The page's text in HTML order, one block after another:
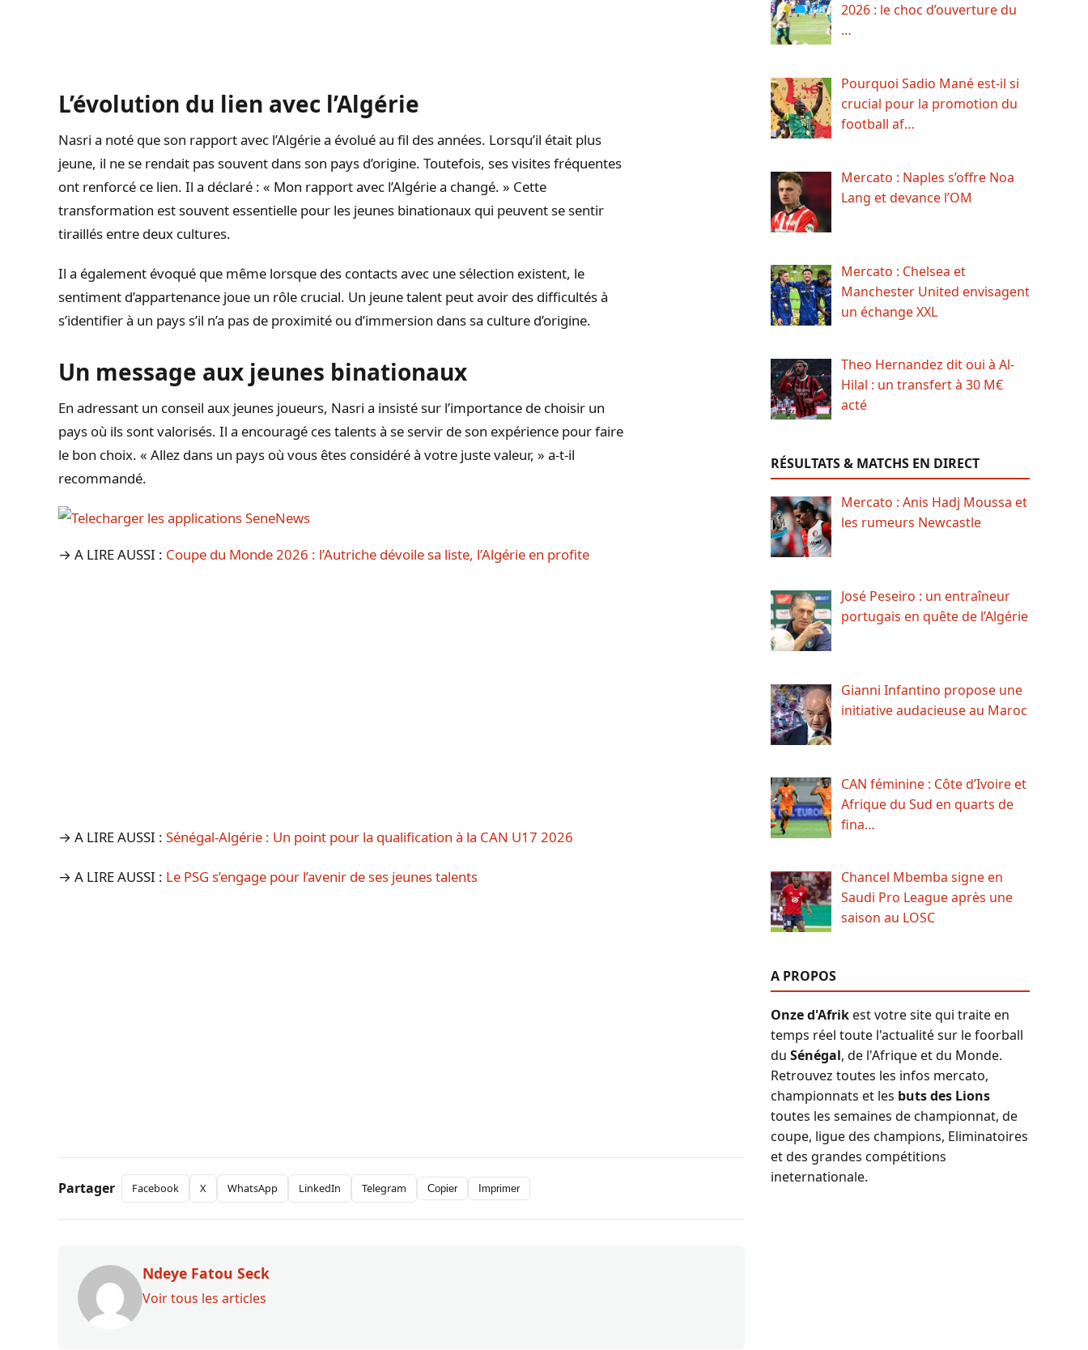
L’évolution du lien avec l’Algérie
Nasri a noté que son rapport avec l’Algérie a évolué au fil des années. Lorsqu’il était plus
jeune, il ne se rendait pas souvent dans son pays d’origine. Toutefois, ses visites fréquentes
ont renforcé ce lien. Il a déclaré : « Mon rapport avec l’Algérie a changé. » Cette
transformation est souvent essentielle pour les jeunes binationaux qui peuvent se sentir
tiraillés entre deux cultures.
Il a également évoqué que même lorsque des contacts avec une sélection existent, le
sentiment d’appartenance joue un rôle crucial. Un jeune talent peut avoir des difficultés à
s’identifier à un pays s’il n’a pas de proximité ou d’immersion dans sa culture d’origine.
Un message aux jeunes binationaux
En adressant un conseil aux jeunes joueurs, Nasri a insisté sur l’importance de choisir un
pays où ils sont valorisés. Il a encouragé ces talents à se servir de son expérience pour faire
le bon choix. « Allez dans un pays où vous êtes considéré à votre juste valeur, » a-t-il
recommandé.
→ A LIRE AUSSI : Coupe du Monde 2026 : l’Autriche dévoile sa liste, l’Algérie en profite
→ A LIRE AUSSI : Sénégal-Algérie : Un point pour la qualification à la CAN U17 2026
→ A LIRE AUSSI : Le PSG s’engage pour l’avenir de ses jeunes talents
Partager Facebook X WhatsApp LinkedIn Telegram Copier Imprimer
Ndeye Fatou Seck
Voir tous les articles
2026 : le choc d’ouverture du
…
Pourquoi Sadio Mané est-il si
crucial pour la promotion du
football af…
Mercato : Naples s’offre Noa
Lang et devance l’OM
Mercato : Chelsea et
Manchester United envisagent
un échange XXL
Theo Hernandez dit oui à Al-
Hilal : un transfert à 30 M€
acté
RÉSULTATS & MATCHS EN DIRECT
Mercato : Anis Hadj Moussa et
les rumeurs Newcastle
José Peseiro : un entraîneur
portugais en quête de l’Algérie
Gianni Infantino propose une
initiative audacieuse au Maroc
CAN féminine : Côte d’Ivoire et
Afrique du Sud en quarts de
fina…
Chancel Mbemba signe en
Saudi Pro League après une
saison au LOSC
A PROPOS
Onze d'Afrikest votre site qui traite en
temps réel toute l'actualité sur le foorball
du Sénégal, de l'Afrique et du Monde.
Retrouvez toutes les infos mercato,
championnats et les buts des Lions
toutes les semaines de championnat, de
coupe, ligue des champions, Eliminatoires
et des grandes compétitions
ineternationale.